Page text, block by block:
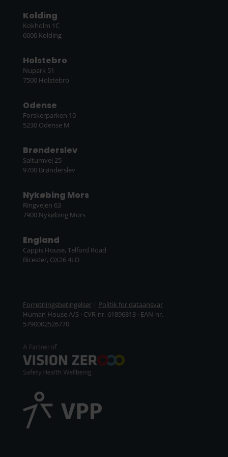
Kolding
Kokholm 1C
6000 Kolding
Holstebro
Nupark 51
7500 Holstebro
Odense
Forskerparken 10
5230 Odense M
Brønderslev
Saltumvej 25
9700 Brønderslev
Nykøbing Mors
Ringvejen 63
7900 Nykøbing Mors
England
Cappis House, Telford Road
Bicester, OX26 4LD
Forretningsbetingelser| Politik for dataansvar
Human House A/S · CVR-nr. 61896813 · EAN-nr.
5790002526770